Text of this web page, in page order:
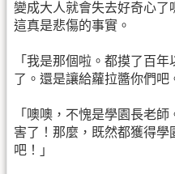
變成大人就會失去好奇心了
這真是悲傷的事實。
「我是那個啦。都摸了百
了。還是讓給蘿拉醬你們吧
「噢噢，不愧是學園長老
害了！那麼，既然都獲得
吧！」